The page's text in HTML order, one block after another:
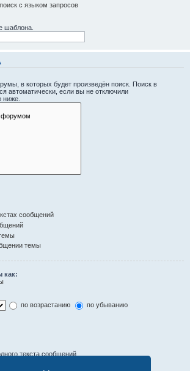
с языком запросов
шаблона.
в которых будет произведён поиск. Поиск в
автоматически, если вы не отключили
ниже.
сообщений
темы
как:
по возрастанию
по убыванию
текста сообщений.